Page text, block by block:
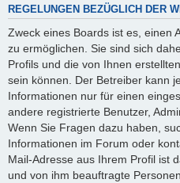
REGELUNGEN BEZÜGLICH DER
Zweck eines Boards ist es, einen
zu ermöglichen. Sie sind sich
Profils und die von Ihnen
sein können. Der Betreiber kann
Informationen nur für einen
andere registrierte Benutzer,
Wenn Sie Fragen dazu haben,
Informationen im Forum oder
Mail-Adresse aus Ihrem Profil ist
und von ihm beauftragte